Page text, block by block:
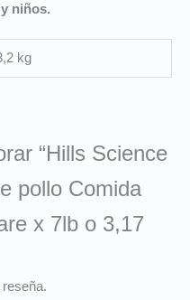
niños.
kg
“Hills Science
pollo Comida
x 7lb o 3,17